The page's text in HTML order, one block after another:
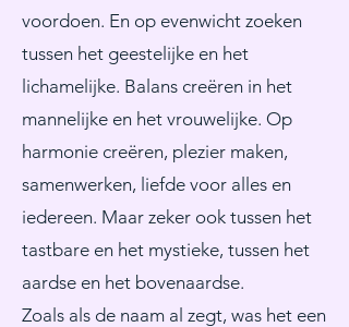
voordoen. En op evenwicht zoeken
tussen het geestelijke en het
lichamelijke. Balans creëren in het
mannelijke en het vrouwelijke. Op
harmonie creëren, plezier maken,
samenwerken, liefde voor alles en
iedereen. Maar zeker ook tussen het
tastbare en het mystieke, tussen het
aardse en het bovenaardse.
Zoals als de naam al zegt, was het een